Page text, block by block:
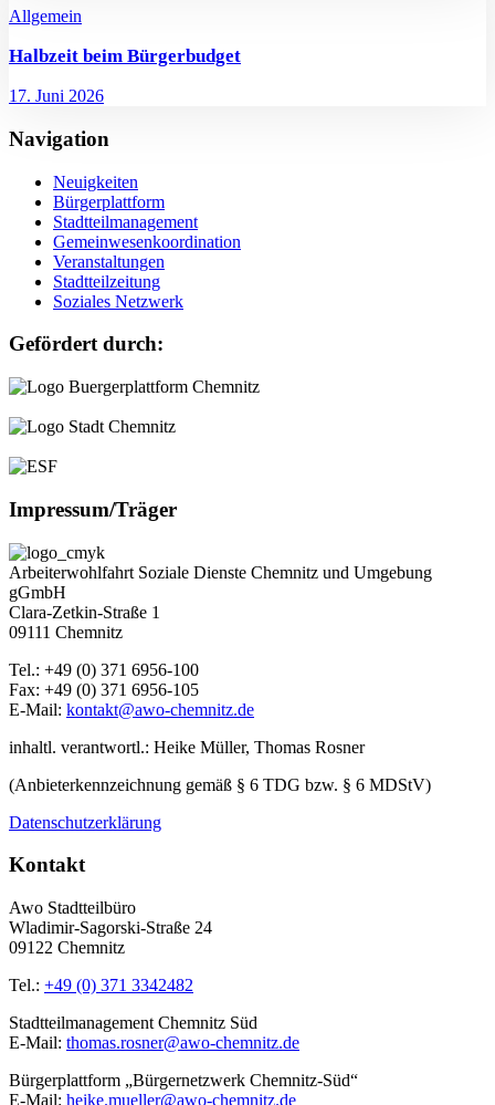
Allgemein
Halbzeit beim Bürgerbudget
17. Juni 2026
Navigation
Neuigkeiten
Bürgerplattform
Stadtteilmanagement
Gemeinwesenkoordination
Veranstaltungen
Stadtteilzeitung
Soziales Netzwerk
Gefördert durch:
Impressum/Träger
Arbeiterwohlfahrt Soziale Dienste Chemnitz und Umgebung
gGmbH
Clara-Zetkin-Straße 1
09111 Chemnitz
Tel.: +49 (0) 371 6956-100
Fax: +49 (0) 371 6956-105
E-Mail: kontakt@awo-chemnitz.de
inhaltl. verantwortl.: Heike Müller, Thomas Rosner
(Anbieterkennzeichnung gemäß § 6 TDG bzw. § 6 MDStV)
Datenschutzerklärung
Kontakt
Awo Stadtteilbüro
Wladimir-Sagorski-Straße 24
09122 Chemnitz
Tel.: +49 (0) 371 3342482
Stadtteilmanagement Chemnitz Süd
E-Mail: thomas.rosner@awo-chemnitz.de
Bürgerplattform „Bürgernetzwerk Chemnitz-Süd“
E-Mail: heike.mueller@awo-chemnitz.de